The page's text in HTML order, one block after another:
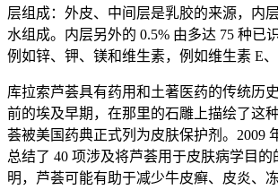
层组成：外皮、中间层是乳胶的来源，内
水组成。内层另外的 0.5% 由多达 75 种已
例如锌、钾、镁和维生素，例如维生素 E、
库拉索芦荟具有药用和土著医药的传统历
前的埃及早期，在那里的石雕上描绘了这
荟被美国药典正式列为皮肤保护剂。2009
总结了 40 项涉及将芦荟用于皮肤病学目的
明，芦荟可能有助于减少牛皮癣、皮炎、